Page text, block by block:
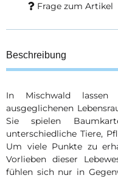
Frage zum Artikel
Beschreibung
In Mischwald
ausgeglichenen
Sie spielen
unterschiedliche Tiere,
Um viele Punkte zu
Vorlieben dieser
fühlen sich nur in